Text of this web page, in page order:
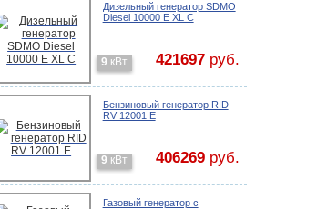
Дизельный генератор SDMO
Diesel 10000 E XL C
9 кВт 421697руб.
Бензиновый генератор RID
RV 12001 E
9 кВт 406269руб.
Газовый генератор с